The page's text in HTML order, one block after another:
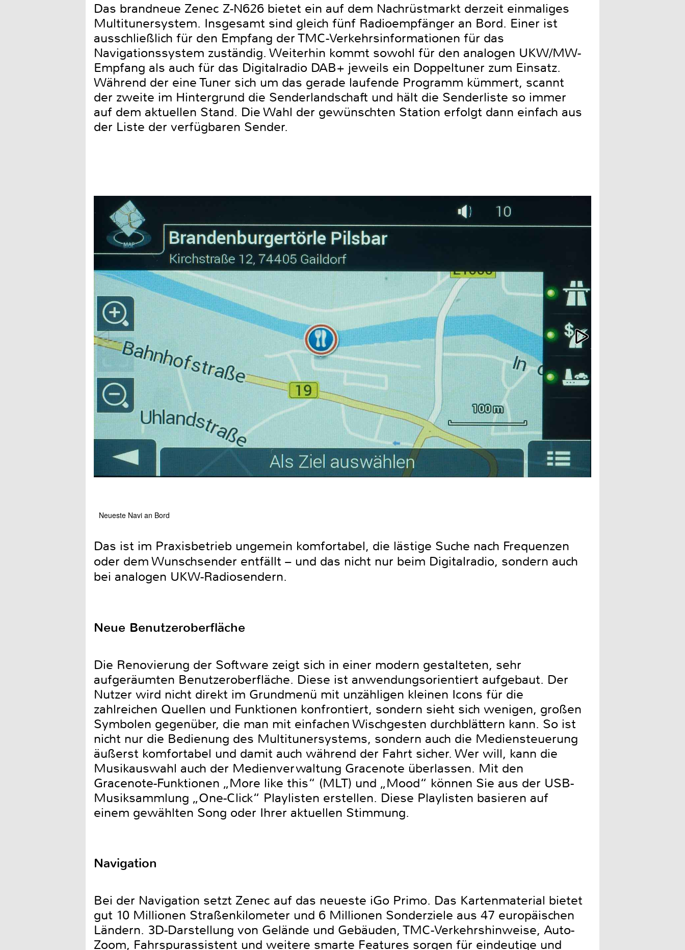
Das brandneue Zenec Z-N626 bietet ein auf dem Nachrüstmarkt derzeit einmaliges
Multitunersystem. Insgesamt sind gleich fünf Radioempfänger an Bord. Einer ist
ausschließlich für den Empfang der TMC-Verkehrsinformationen für das
Navigationssystem zuständig. Weiterhin kommt sowohl für den analogen UKW/MW-
Empfang als auch für das Digitalradio DAB+ jeweils ein Doppeltuner zum Einsatz.
Während der eine Tuner sich um das gerade laufende Programm kümmert, scannt
der zweite im Hintergrund die Senderlandschaft und hält die Senderliste so immer
auf dem aktuellen Stand. Die Wahl der gewünschten Station erfolgt dann einfach aus
der Liste der verfügbaren Sender.
Neueste Navi an Bord
Das ist im Praxisbetrieb ungemein komfortabel, die lästige Suche nach Frequenzen
oder dem Wunschsender entfällt – und das nicht nur beim Digitalradio, sondern auch
bei analogen UKW-Radiosendern.
Neue Benutzeroberfläche
Die Renovierung der Software zeigt sich in einer modern gestalteten, sehr
aufgeräumten Benutzeroberfläche. Diese ist anwendungsorientiert aufgebaut. Der
Nutzer wird nicht direkt im Grundmenü mit unzähligen kleinen Icons für die
zahlreichen Quellen und Funktionen konfrontiert, sondern sieht sich wenigen, großen
Symbolen gegenüber, die man mit einfachen Wischgesten durchblättern kann. So ist
nicht nur die Bedienung des Multitunersystems, sondern auch die Mediensteuerung
äußerst komfortabel und damit auch während der Fahrt sicher. Wer will, kann die
Musikauswahl auch der Medienverwaltung Gracenote überlassen. Mit den
Gracenote-Funktionen „More like this“ (MLT) und „Mood“ können Sie aus der USB-
Musiksammlung „One-Click“ Playlisten erstellen. Diese Playlisten basieren auf
einem gewählten Song oder Ihrer aktuellen Stimmung.
Navigation
Bei der Navigation setzt Zenec auf das neueste iGo Primo. Das Kartenmaterial bietet
gut 10 Millionen Straßenkilometer und 6 Millionen Sonderziele aus 47 europäischen
Ländern. 3D-Darstellung von Gelände und Gebäuden, TMC-Verkehrshinweise, Auto-
Zoom, Fahrspurassistent und weitere smarte Features sorgen für eindeutige und